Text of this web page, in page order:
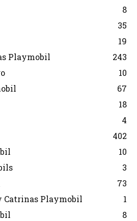
8
35
19
Playmobil
243
10
67
18
4
402
10
3
73
Catrinas Playmobil
1
8